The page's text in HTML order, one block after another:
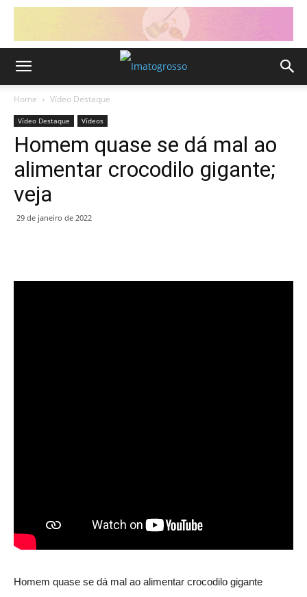
Home Vídeo Destaque
Vídeo Destaque Vídeos
Homem quase se dá mal ao
alimentar crocodilo gigante;
veja
29 de janeiro de 2022
Homem quase se dá mal ao alimentar crocodilo gigante